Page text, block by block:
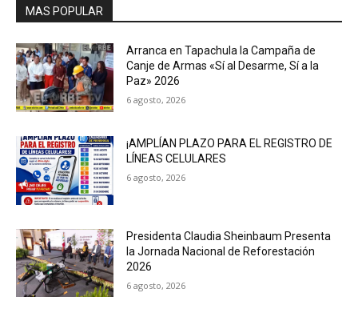
MAS POPULAR
Arranca en Tapachula la Campaña de
Canje de Armas «Sí al Desarme, Sí a la
Paz» 2026
6 agosto, 2026
¡AMPLÍAN PLAZO PARA EL REGISTRO DE
LÍNEAS CELULARES
6 agosto, 2026
Presidenta Claudia Sheinbaum Presenta
la Jornada Nacional de Reforestación
2026
6 agosto, 2026